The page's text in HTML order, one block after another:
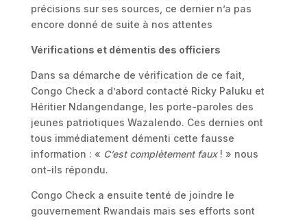
précisions sur ses sources, ce dernier n’a pas
encore donné de suite à nos attentes
Vérifications et démentis des officiers
Dans sa démarche de vérification de ce fait,
Congo Check a d’abord contacté Ricky Paluku et
Héritier Ndangendange, les porte-paroles des
jeunes patriotiques Wazalendo. Ces dernies ont
tous immédiatement démenti cette fausse
information : « C’est complètement faux! » nous
ont-ils répondu.
Congo Check a ensuite tenté de joindre le
gouvernement Rwandais mais ses efforts sont